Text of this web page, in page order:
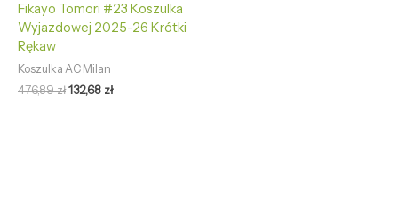
Fikayo Tomori #23 Koszulka
Wyjazdowej 2025-26 Krótki
Rękaw
Koszulka AC Milan
476,89zł132,68 zł